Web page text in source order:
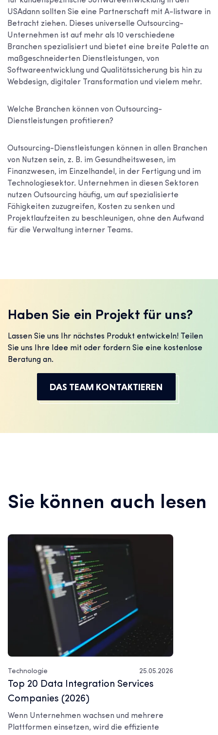
USAdann sollten Sie eine Partnerschaft mit A-listware in
Betracht ziehen. Dieses universelle Outsourcing-
Unternehmen ist auf mehr als 10 verschiedene
Branchen spezialisiert und bietet eine breite Palette an
maßgeschneiderten Dienstleistungen, von
Softwareentwicklung und Qualitätssicherung bis hin zu
Webdesign, digitaler Transformation und vielem mehr.
Welche Branchen können von Outsourcing-
Dienstleistungen profitieren?
Outsourcing-Dienstleistungen können in allen Branchen
von Nutzen sein, z. B. im Gesundheitswesen, im
Finanzwesen, im Einzelhandel, in der Fertigung und im
Technologiesektor. Unternehmen in diesen Sektoren
nutzen Outsourcing häufig, um auf spezialisierte
Fähigkeiten zuzugreifen, Kosten zu senken und
Projektlaufzeiten zu beschleunigen, ohne den Aufwand
für die Verwaltung interner Teams.
Haben Sie ein Projekt für uns?
Lassen Sie uns Ihr nächstes Produkt entwickeln! Teilen
Sie uns Ihre Idee mit oder fordern Sie eine kostenlose
Beratung an.
DAS TEAM KONTAKTIEREN
Sie können auch lesen
Technologie 25.05.2026
Top 20 Data Integration Services
Companies (2026)
Wenn Unternehmen wachsen und mehrere
Plattformen einsetzen, wird die effiziente